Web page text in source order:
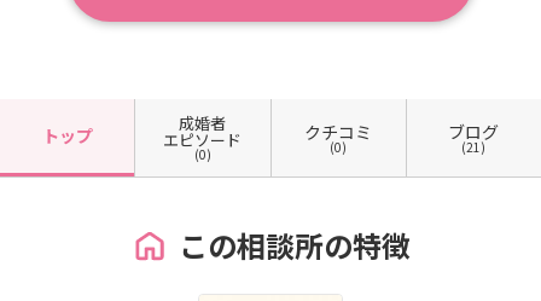
トップ
成婚者
エピソード
(0)
クチコミ
(0)
ブログ
(21)
この相談所の特徴